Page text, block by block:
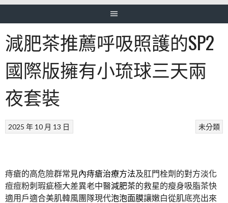
減肥茶推薦呼吸照護的SP2
國際版擁有小琉球三天兩
夜套裝
未分類
2025 年 10 月 13 日
痔瘡的高危險群常見 內痔瘡治療方法及肛門栓劑的對方淡化
痘痘粉刺瑕疵極大差異老中醫減肥茶的救星的瘦身吸脂茶快
適用戶適合美肌韓風團隊現代泡泡面膜讓嫩白從肌底亮出來